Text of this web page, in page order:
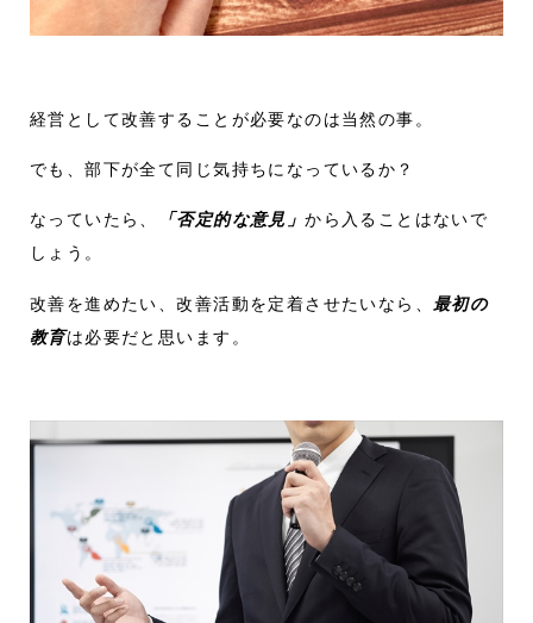
経営として改善することが必要なのは当然の事。
でも、部下が全て同じ気持ちになっているか？
なっていたら、 「否定的な意見」から入ることはないで
しょう。
改善を進めたい、改善活動を定着させたいなら、 最初の
教育は必要だと思います。